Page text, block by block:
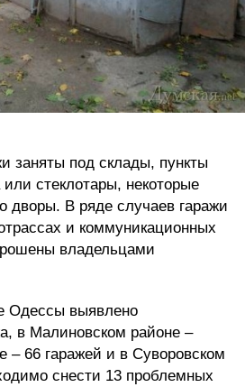
заняты под склады, пункты
стеклотары, некоторые
дворы. В ряде случаев гаражи
и коммуникационных
владельцами
Одессы выявлено
в Малиновском районе –
– 66 гаражей и в Суворовском
снести 13 проблемных